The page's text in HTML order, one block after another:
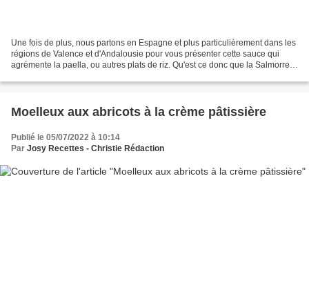
Une fois de plus, nous partons en Espagne et plus particulièrement dans les
régions de Valence et d'Andalousie pour vous présenter cette sauce qui
agrémente la paella, ou autres plats de riz. Qu'est ce donc que la Salmorreta
Moelleux aux abricots à la crème pâtissière
Publié le 05/07/2022 à 10:14
Par Josy Recettes - Christie Rédaction